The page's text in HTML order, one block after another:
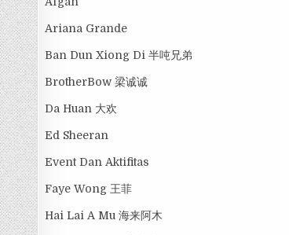
Ariana Grande
Ban Dun Xiong Di 半吨兄弟
BrotherBow 梁诚诚
Da Huan 大欢
Ed Sheeran
Event Dan Aktifitas
Faye Wong 王菲
Hai Lai A Mu 海来阿木